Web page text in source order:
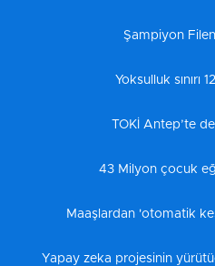
Şampiyon
Yoksulluk sınırı
TOKİ Antep’te
43 Milyon çocuk
Maaşlardan 'otomatik
Yapay zeka projesinin